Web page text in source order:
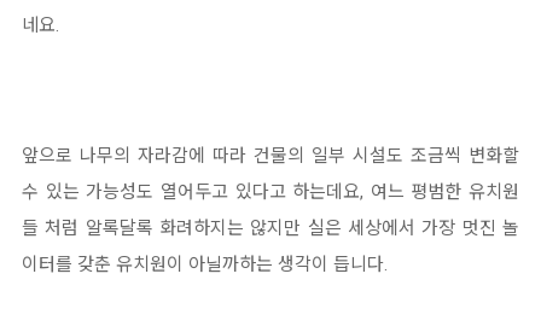
네요.
앞으로 나무의 자라감에 따라 건물의 일부 시설도 조금씩 변화할
수 있는 가능성도 열어두고 있다고 하는데요, 여느 평범한 유치원
들 처럼 알록달록 화려하지는 않지만 실은 세상에서 가장 멋진 놀
이터를 갖춘 유치원이 아닐까하는 생각이 듭니다.